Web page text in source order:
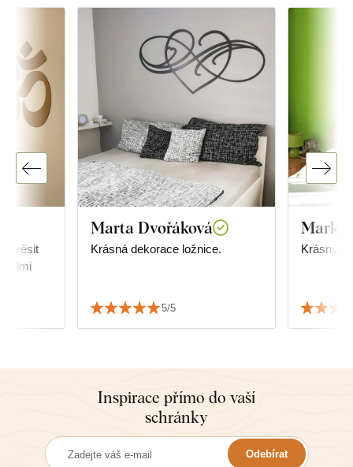
Marta Dvořáková
Krásná dekorace ložnice.
5/5
Krásný
Inspirace přímo do vaší
schránky
Odebírat